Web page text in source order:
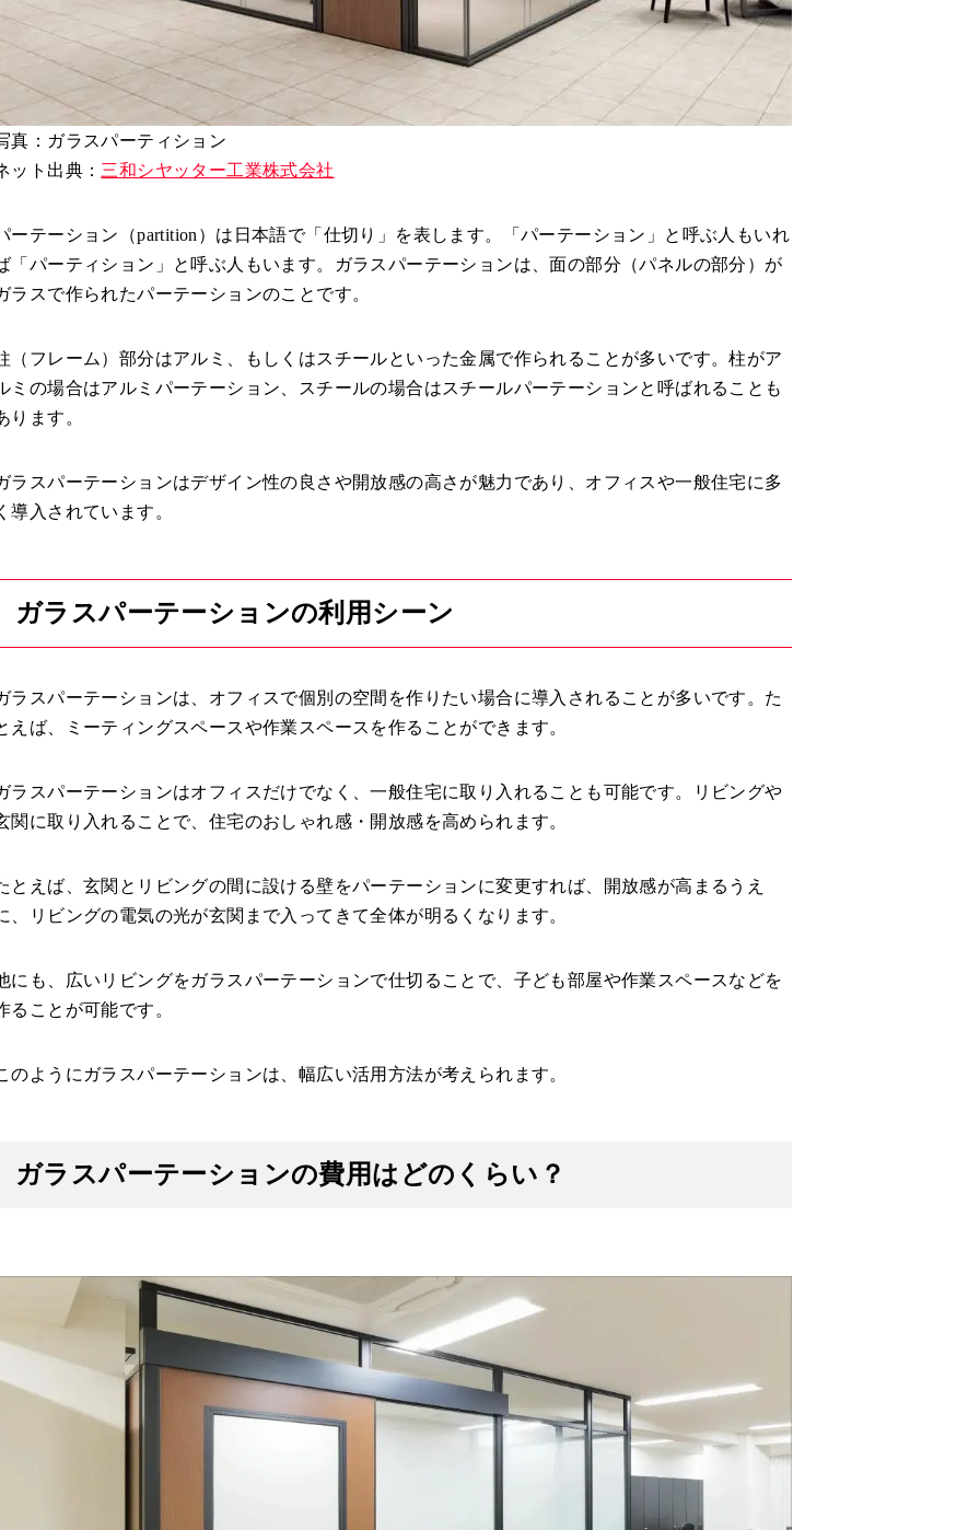
真：ガラスパーティション
ット出典： 三和シヤッター工業株式会社
ーテーション（partition）は日本語で「仕切り」を表します。「パーテーション」と呼ぶ人もいれ
「パーティション」と呼ぶ人もいます。ガラスパーテーションは、面の部分（パネルの部分）が
ラスで作られたパーテーションのことです。
（フレーム）部分はアルミ、もしくはスチールといった金属で作られることが多いです。柱がア
ミの場合はアルミパーテーション、スチールの場合はスチールパーテーションと呼ばれることも
ります。
ラスパーテーションはデザイン性の良さや開放感の高さが魅力であり、オフィスや一般住宅に多
導入されています。
ガラスパーテーションの利用シーン
ラスパーテーションは、オフィスで個別の空間を作りたい場合に導入されることが多いです。た
えば、ミーティングスペースや作業スペースを作ることができます。
ラスパーテーションはオフィスだけでなく、一般住宅に取り入れることも可能です。リビングや
関に取り入れることで、住宅のおしゃれ感・開放感を高められます。
とえば、玄関とリビングの間に設ける壁をパーテーションに変更すれば、開放感が高まるうえ
、リビングの電気の光が玄関まで入ってきて全体が明るくなります。
にも、広いリビングをガラスパーテーションで仕切ることで、子ども部屋や作業スペースなどを
ることが可能です。
のようにガラスパーテーションは、幅広い活用方法が考えられます。
ガラスパーテーションの費用はどのくらい？